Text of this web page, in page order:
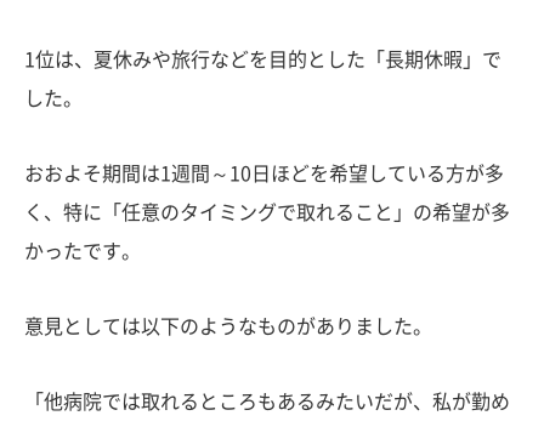
1位は、夏休みや旅行などを目的とした「長期休暇」で
した。
おおよそ期間は1週間～10日ほどを希望している方が多
く、特に「任意のタイミングで取れること」の希望が多
かったです。
意見としては以下のようなものがありました。
「他病院では取れるところもあるみたいだが、私が勤め